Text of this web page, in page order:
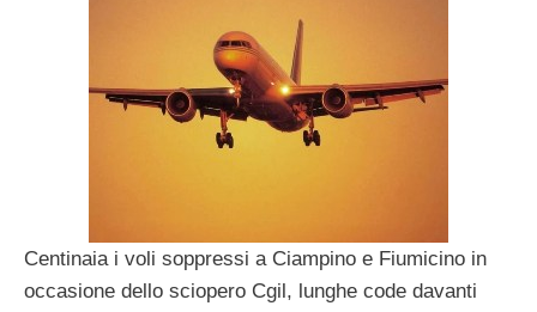
Centinaia i voli soppressi a Ciampino e Fiumicino in
occasione dello sciopero Cgil, lunghe code davanti